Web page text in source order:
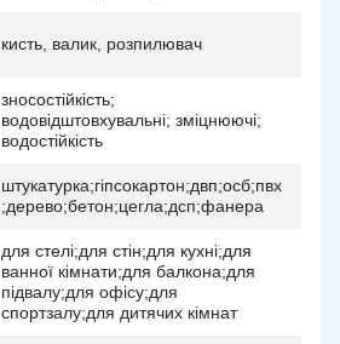
кисть, валик, розпилювач
зносостійкість;
водовідштовхувальні; зміцнюючі;
водостійкість
штукатурка;гіпсокартон;двп;осб;пвх
;дерево;бетон;цегла;дсп;фанера
для стелі;для стін;для кухні;для
ванної кімнати;для балкона;для
підвалу;для офісу;для
спортзалу;для дитячих кімнат